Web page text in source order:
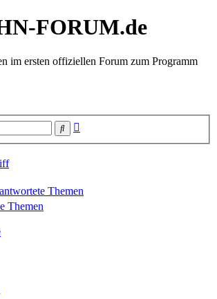
FORUM.de
im ersten offiziellen Forum zum Programm
Suche
Themen
Themen